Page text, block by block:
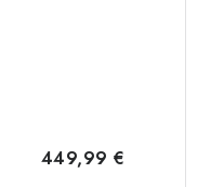
449,99 €